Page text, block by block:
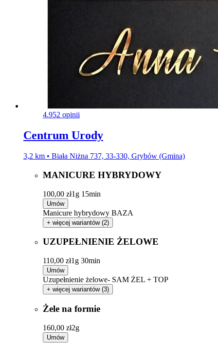
4.952 opinii
Centrum Urody
3,2 km • Biała Niżna 737, 33-330, Grybów (Gmina)
MANICURE HYBRYDOWY
100,00 zł1g 15min
Umów
Manicure hybrydowy BAZA
+ więcej wariantów (2)
UZUPEŁNIENIE ŻELOWE
110,00 zł1g 30min
Umów
Uzupełnienie żelowe- SAM ŻEL + TOP
+ więcej wariantów (3)
Żele na formie
160,00 zł2g
Umów